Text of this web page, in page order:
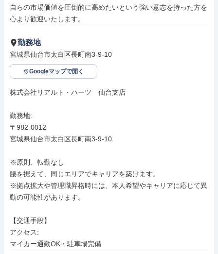
自らの市場価値を圧倒的に高めたいという強い意志を持った方を
心より歓迎いたします。
勤務地
宮城県仙台市太白区長町南3-9-10
Googleマップで開く
株式会社リアルト・ハーツ　仙台支店
勤務地:
〒982-0012
宮城県仙台市太白区長町南3-9-10
※原則、転勤なし
腰を据えて、同じエリアでキャリアを築けます。
※拠点拡大や管理職昇格時には、本人希望やキャリアに応じて異
動の可能性があります。
【交通手段】
アクセス:
マイカー通勤OK・駐車場完備